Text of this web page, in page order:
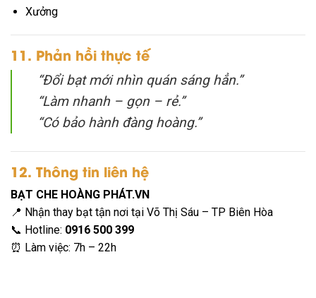
Xưởng
11. Phản hồi thực tế
“Đổi bạt mới nhìn quán sáng hẳn.”
“Làm nhanh – gọn – rẻ.”
“Có bảo hành đàng hoàng.”
12. Thông tin liên hệ
BẠT CHE HOÀNG PHÁT.VN
📍 Nhận thay bạt tận nơi tại Võ Thị Sáu – TP Biên Hòa
📞 Hotline: 0916 500 399
⏰ Làm việc: 7h – 22h